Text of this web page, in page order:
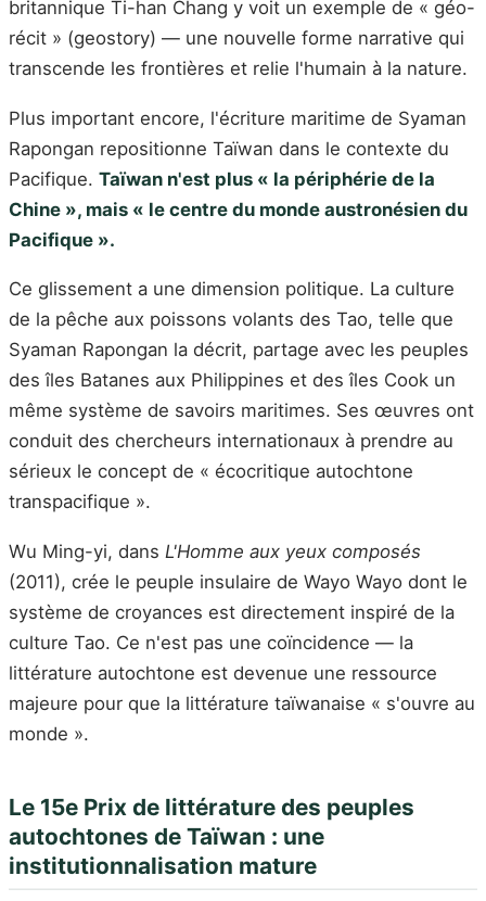
britannique Ti-han Chang y voit un exemple de « géo-
récit » (geostory) — une nouvelle forme narrative qui
transcende les frontières et relie l'humain à la nature.
Plus important encore, l'écriture maritime de Syaman
Rapongan repositionne Taïwan dans le contexte du
Pacifique. Taïwan n'est plus « la périphérie de la
Chine », mais « le centre du monde austronésien du
Pacifique ».
Ce glissement a une dimension politique. La culture
de la pêche aux poissons volants des Tao, telle que
Syaman Rapongan la décrit, partage avec les peuples
des îles Batanes aux Philippines et des îles Cook un
même système de savoirs maritimes. Ses œuvres ont
conduit des chercheurs internationaux à prendre au
sérieux le concept de « écocritique autochtone
transpacifique ».
Wu Ming-yi, dans L'Homme aux yeux composés
(2011), crée le peuple insulaire de Wayo Wayo dont le
système de croyances est directement inspiré de la
culture Tao. Ce n'est pas une coïncidence — la
littérature autochtone est devenue une ressource
majeure pour que la littérature taïwanaise « s'ouvre au
monde ».
Le 15e Prix de littérature des peuples
autochtones de Taïwan : une
institutionnalisation mature